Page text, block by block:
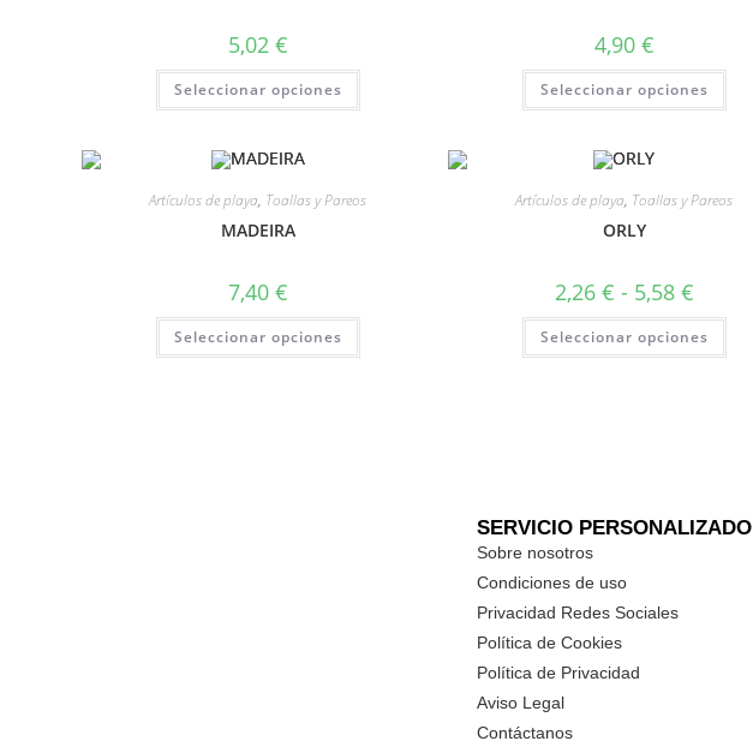
5,02 €
Seleccionar opciones
4,90 €
Seleccionar opciones
Artículos de playa, Toallas y Pareos
MADEIRA
7,40 €
Seleccionar opciones
Artículos de playa, Toallas y Pareos
ORLY
2,26 € - 5,58 €
Seleccionar opciones
SERVICIO PERSONALIZADO
Sobre nosotros
Condiciones de uso
Privacidad Redes Sociales
Política de Cookies
Política de Privacidad
Aviso Legal
Contáctanos